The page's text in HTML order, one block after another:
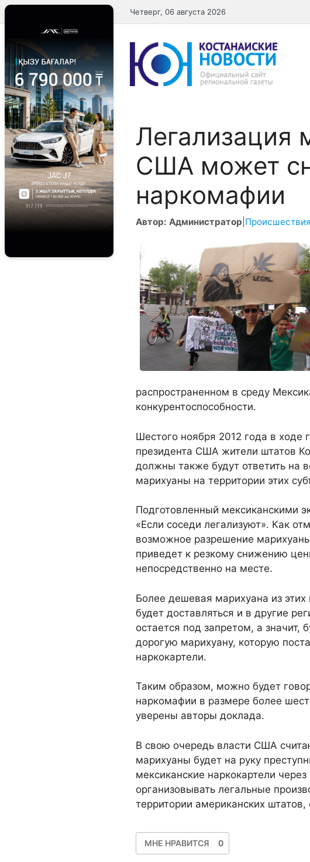
Перейти
к
содержимому
Четверг, 06 августа 2026
Легализация
США может
наркомафии
Автор: Администратор Происшествия
распространенном в среду
конкурентоспособности.
Шестого ноября 2012 года в ходе
президента США жители штатов
должны также будут ответить на
марихуаны на территории этих
Подготовленный мексиканскими
«Если соседи легализуют». Как
возможное разрешение
приведет к резкому снижению
непосредственно на месте.
Более дешевая марихуана из
будет доставляться и в другие
остается под запретом, а значит,
дорогую марихуану, которую
наркокартели.
Таким образом, можно будет
наркомафии в размере более
уверены авторы доклада.
В свою очередь власти США
марихуаны будет на руку
мексиканские наркокартели
организовывать легальные
территории американских
МНЕ НРАВИТСЯ 0